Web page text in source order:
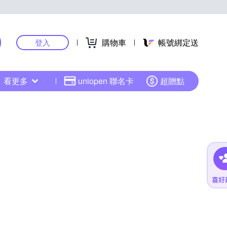
登入 購物車 帳號綁定送
看更多 uniopen 聯名卡 超贈點